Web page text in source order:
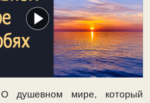
О душевном мире, который